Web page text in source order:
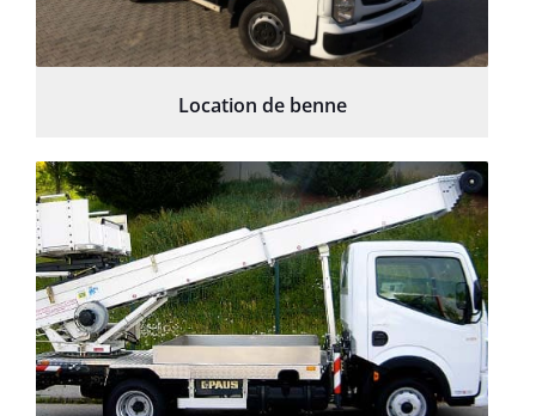
Location de benne